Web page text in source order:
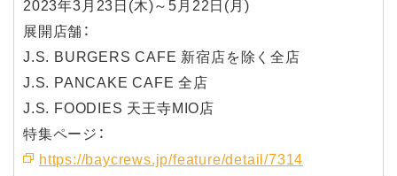
2023年3月23日(木)～5月22日(月)
展開店舗：
J.S. BURGERS CAFE 新宿店を除く全店
J.S. PANCAKE CAFE 全店
J.S. FOODIES 天王寺MIO店
特集ページ：
https://baycrews.jp/feature/detail/7314